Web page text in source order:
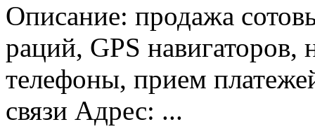
Описание: продажа
раций, GPS навигаторов,
телефоны, прием
связи Адрес: ...